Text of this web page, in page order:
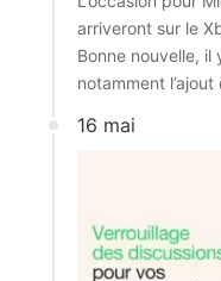
arriveront sur le
Bonne nouvelle,
notamment
16 mai